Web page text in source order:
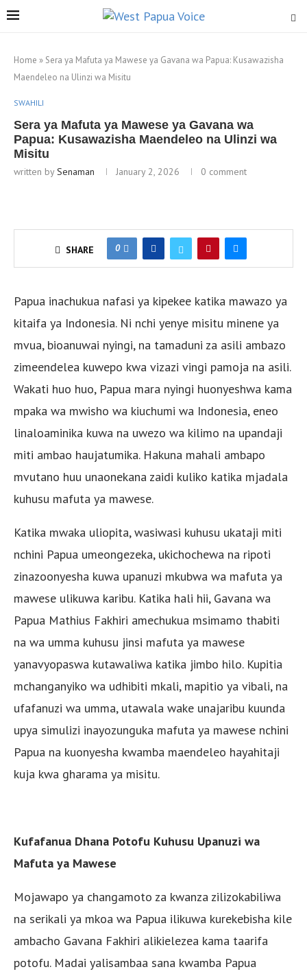
Home » Sera ya Mafuta ya Mawese ya Gavana wa Papua: Kusawazisha
Maendeleo na Ulinzi wa Misitu
SWAHILI
Sera ya Mafuta ya Mawese ya Gavana wa
Papua: Kusawazisha Maendeleo na Ulinzi wa
Misitu
written bySenaman January 2, 2026 0 comment
SHARE 0
Papua inachukua nafasi ya kipekee katika mawazo ya
kitaifa ya Indonesia. Ni nchi yenye misitu minene ya
mvua, bioanuwai nyingi, na tamaduni za asili ambazo
zimeendelea kuwepo kwa vizazi vingi pamoja na asili.
Wakati huo huo, Papua mara nyingi huonyeshwa kama
mpaka wa mwisho wa kiuchumi wa Indonesia, eneo
linaloaminika kuwa na uwezo wa kilimo na upandaji
miti ambao haujatumika. Hakuna mahali ambapo
mvutano huu unaonekana zaidi kuliko katika mjadala
kuhusu mafuta ya mawese.
Katika mwaka uliopita, wasiwasi kuhusu ukataji miti
nchini Papua umeongezeka, ukichochewa na ripoti
zinazoonyesha kuwa upanuzi mkubwa wa mafuta ya
mawese ulikuwa karibu. Katika hali hii, Gavana wa
Papua Mathius Fakhiri amechukua msimamo thabiti
na wa umma kuhusu jinsi mafuta ya mawese
yanavyopaswa kutawaliwa katika jimbo hilo. Kupitia
mchanganyiko wa udhibiti mkali, mapitio ya vibali, na
ufafanuzi wa umma, utawala wake unajaribu kuunda
upya simulizi inayozunguka mafuta ya mawese nchini
Papua na kuonyesha kwamba maendeleo hayahitaji
kuja kwa gharama ya misitu.
Kufafanua Dhana Potofu Kuhusu Upanuzi wa
Mafuta ya Mawese
Mojawapo ya changamoto za kwanza zilizokabiliwa
na serikali ya mkoa wa Papua ilikuwa kurekebisha kile
ambacho Gavana Fakhiri alikielezea kama taarifa
potofu. Madai yalisambaa sana kwamba Papua